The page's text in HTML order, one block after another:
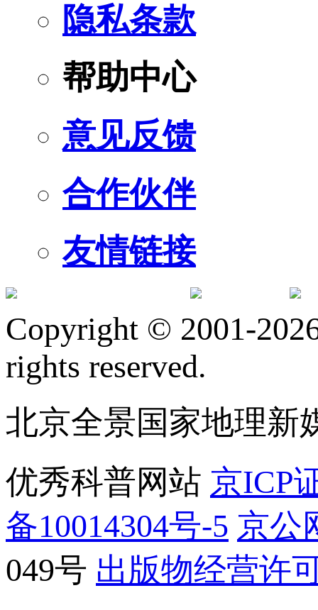
隐私条款
帮助中心
意见反馈
合作伙伴
友情链接
Copyright © 2001-
rights reserved.
北京全景国家地理新
优秀科普网站 京ICP
备10014304号-5 京公
049号 出版物经营许